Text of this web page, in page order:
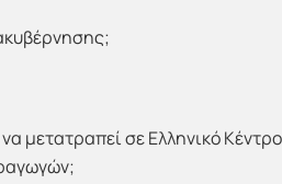
μετατραπεί σε Ελληνικό